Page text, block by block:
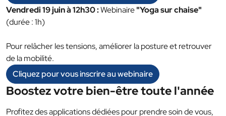
Vendredi 19 juin à 12h30 :Webinaire"Yoga sur chaise"
(durée : 1h)
Pour relâcher les tensions, améliorer la posture et retrouver
de la mobilité.
Cliquez pour vous inscrire au webinaire
Boostez votre bien-être toute l'année
Profitez des applications dédiées pour prendre soin de vous,